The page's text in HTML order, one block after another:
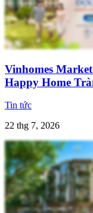
Vinhomes
Happy Home
Tin tức
22 thg 7, 2026